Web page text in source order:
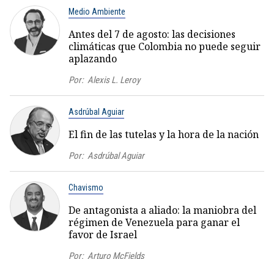
Medio Ambiente
Antes del 7 de agosto: las decisiones
climáticas que Colombia no puede seguir
aplazando
Por: Alexis L. Leroy
Asdrúbal Aguiar
El fin de las tutelas y la hora de la nación
Por: Asdrúbal Aguiar
Chavismo
De antagonista a aliado: la maniobra del
régimen de Venezuela para ganar el
favor de Israel
Por: Arturo McFields